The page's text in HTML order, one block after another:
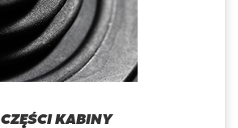
CZĘŚCI KABINY